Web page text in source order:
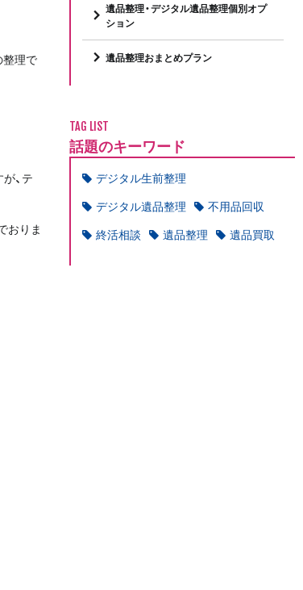
整理で
、テ
おりま
遺品整理・デジタル遺品整理個別オプ
ション
遺品整理おまとめプラン
TAG LIST
話題のキーワード
デジタル生前整理
デジタル遺品整理
不用品回収
終活相談
遺品整理 遺品買取